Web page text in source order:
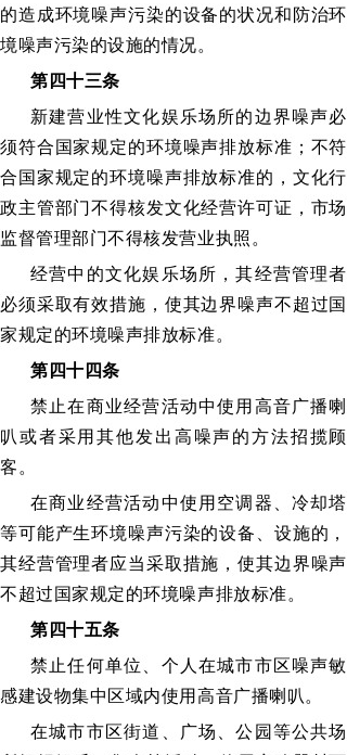
的造成环境噪声污染的设备的状况和防治环
境噪声污染的设施的情况。
第四十三条
新建营业性文化娱乐场所的边界噪声必
须符合国家规定的环境噪声排放标准；不符
合国家规定的环境噪声排放标准的，文化行
政主管部门不得核发文化经营许可证，市场
监督管理部门不得核发营业执照。
经营中的文化娱乐场所，其经营管理者
必须采取有效措施，使其边界噪声不超过国
家规定的环境噪声排放标准。
第四十四条
禁止在商业经营活动中使用高音广播喇
叭或者采用其他发出高噪声的方法招揽顾
客。
在商业经营活动中使用空调器、冷却塔
等可能产生环境噪声污染的设备、设施的，
其经营管理者应当采取措施，使其边界噪声
不超过国家规定的环境噪声排放标准。
第四十五条
禁止任何单位、个人在城市市区噪声敏
感建设物集中区域内使用高音广播喇叭。
在城市市区街道、广场、公园等公共场